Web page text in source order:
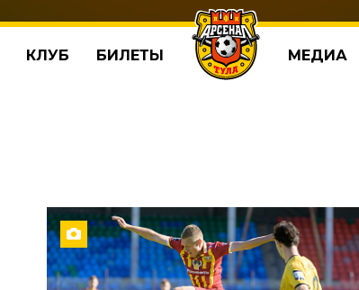
КЛУБ БИЛЕТЫ МЕДИА